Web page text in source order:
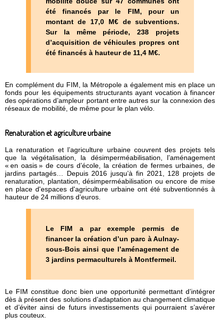
été financés par le FIM, pour un
montant de 17,0 M€ de subventions.
Sur la même période, 238 projets
d’acquisition de véhicules propres ont
été financés à hauteur de 11,4 M€.
En complément du FIM, la Métropole a également mis en place un
fonds pour les équipements structurants ayant vocation à financer
des opérations d’ampleur portant entre autres sur la connexion des
réseaux de mobilité, de même pour le plan vélo.
Renaturation et agriculture urbaine
La renaturation et l’agriculture urbaine couvrent des projets tels
que la végétalisation, la désimperméabilisation, l’aménagement
« en oasis » de cours d’école, la création de fermes urbaines, de
jardins partagés… Depuis 2016 jusqu’à fin 2021, 128 projets de
renaturation, plantation, désimperméabilisation ou encore de mise
en place d'espaces d'agriculture urbaine ont été subventionnés à
hauteur de 24 millions d’euros.
Le FIM a par exemple permis de
financer la création d’un parc à Aulnay-
sous-Bois ainsi que l’aménagement de
3 jardins permaculturels à Montfermeil.
Le FIM constitue donc bien une opportunité permettant d’intégrer
dès à présent des solutions d’adaptation au changement climatique
et d’éviter ainsi de futurs investissements qui pourraient s’avérer
plus couteux.